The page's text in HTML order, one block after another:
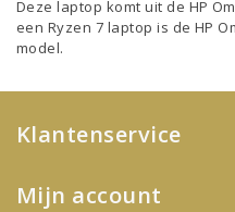
Deze laptop komt uit de HP
een Ryzen 7 laptopis de HP
model.
Klantenservice
Mijn account